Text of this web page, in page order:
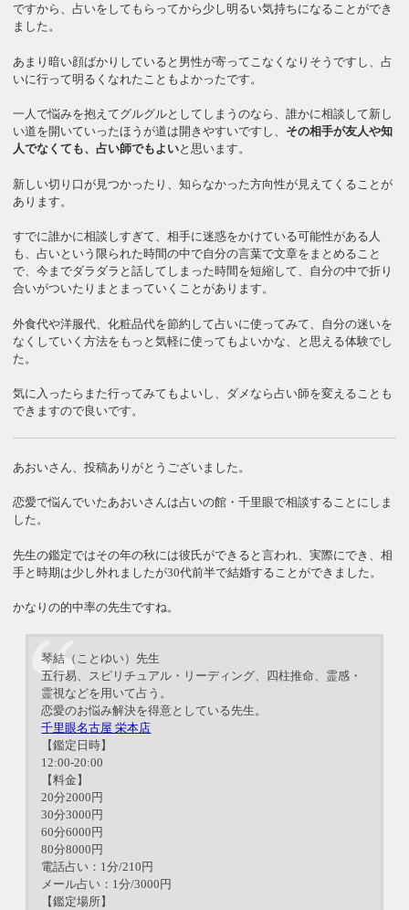
ですから、占いをしてもらってから少し明るい気持ちになることができ
ました。
あまり暗い顔ばかりしていると男性が寄ってこなくなりそうですし、占
いに行って明るくなれたこともよかったです。
一人で悩みを抱えてグルグルとしてしまうのなら、誰かに相談して新し
い道を開いていったほうが道は開きやすいですし、 その相手が友人や知
人でなくても、占い師でもよいと思います。
新しい切り口が見つかったり、知らなかった方向性が見えてくることが
あります。
すでに誰かに相談しすぎて、相手に迷惑をかけている可能性がある人
も、占いという限られた時間の中で自分の言葉で文章をまとめること
で、今までダラダラと話してしまった時間を短縮して、自分の中で折り
合いがついたりまとまっていくことがあります。
外食代や洋服代、化粧品代を節約して占いに使ってみて、自分の迷いを
なくしていく方法をもっと気軽に使ってもよいかな、と思える体験でし
た。
気に入ったらまた行ってみてもよいし、ダメなら占い師を変えることも
できますので良いです。
あおいさん、投稿ありがとうございました。
恋愛で悩んでいたあおいさんは占いの館・千里眼で相談することにしま
した。
先生の鑑定ではその年の秋には彼氏ができると言われ、実際にでき、相
手と時期は少し外れましたが30代前半で結婚することができました。
かなりの的中率の先生ですね。
琴結（ことゆい）先生
五行易、スピリチュアル・リーディング、四柱推命、霊感・
霊視などを用いて占う。
恋愛のお悩み解決を得意としている先生。
千里眼名古屋 栄本店
【鑑定日時】
12:00-20:00
【料金】
20分2000円
30分3000円
60分6000円
80分8000円
電話占い：1分/210円
メール占い：1分/3000円
【鑑定場所】